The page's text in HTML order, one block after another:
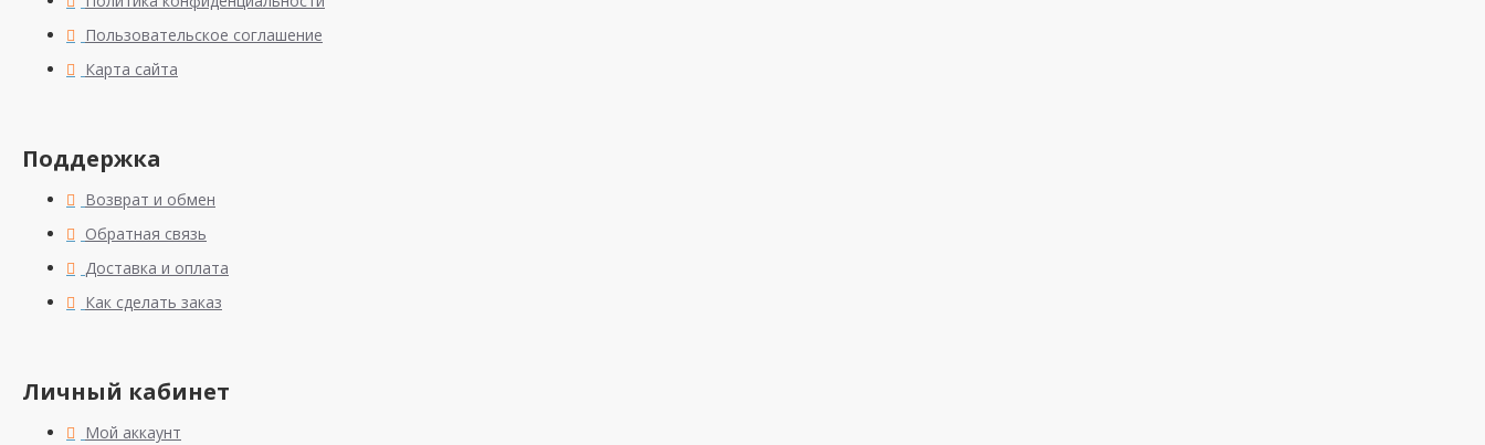
Пользовательское соглашение
Карта сайта
Поддержка
Возврат и обмен
Обратная связь
Доставка и оплата
Как сделать заказ
Личный кабинет
Мой аккаунт